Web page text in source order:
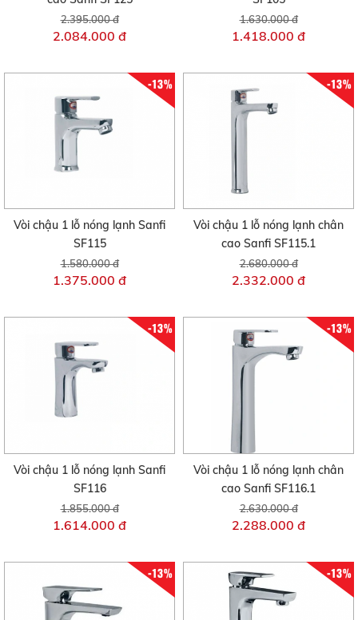
2.395.000 đ
2.084.000 đ
1.630.000 đ
1.418.000 đ
-13%
Vòi chậu 1 lỗ nóng lạnh Sanfi
SF115
1.580.000 đ
1.375.000 đ
-13%
Vòi chậu 1 lỗ nóng lạnh chân
cao Sanfi SF115.1
2.680.000 đ
2.332.000 đ
-13%
Vòi chậu 1 lỗ nóng lạnh Sanfi
SF116
1.855.000 đ
1.614.000 đ
-13%
Vòi chậu 1 lỗ nóng lạnh chân
cao Sanfi SF116.1
2.630.000 đ
2.288.000 đ
-13% -13%